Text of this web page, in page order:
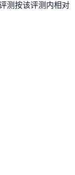
测按该评测内相对